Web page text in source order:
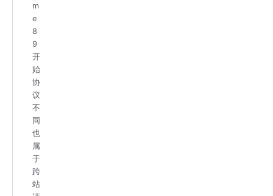
m
e
8
9
开
始
协
议
不
同
也
属
于
跨
站